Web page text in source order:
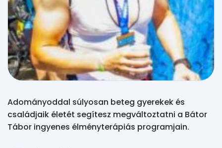
Adományoddal súlyosan beteg gyerekek és
családjaik életét segítesz megváltoztatni a Bátor
Tábor ingyenes élményterápiás programjain.